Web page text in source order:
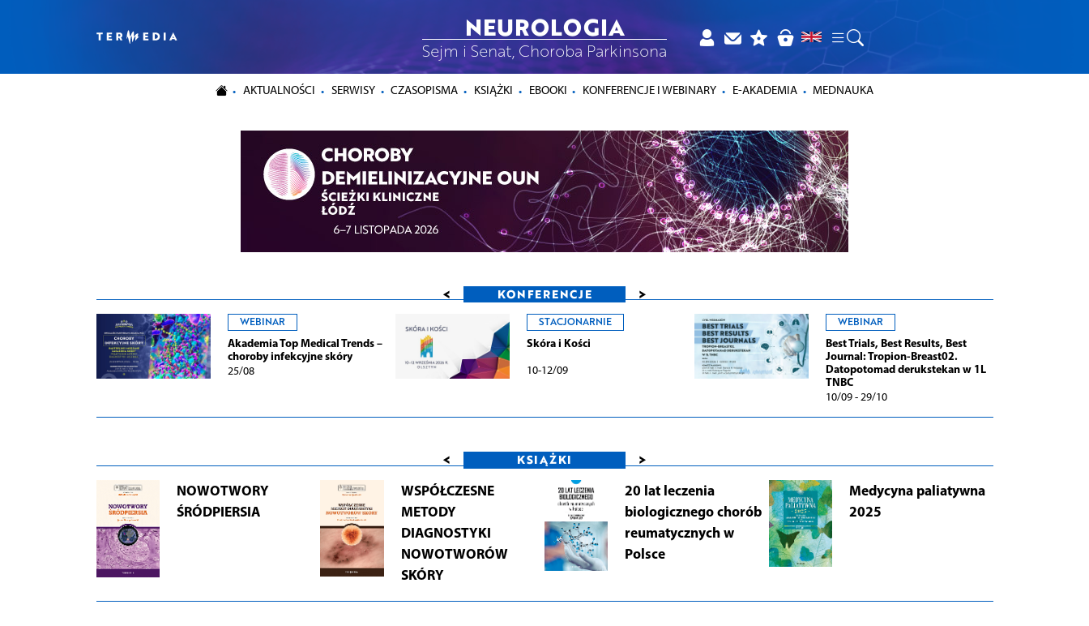
NEUROLOGIA
Sejm i Senat, Choroba Parkinsona
AKTUALNOŚCI SERWISY CZASOPISMA KSIĄŻKI EBOOKI KONFERENCJE I WEBINARY E-AKADEMIA MEDNAUKA
< KONFERENCJE >
WEBINAR
Akademia Top Medical Trends –
choroby infekcyjne skóry
25/08
STACJONARNIE
Skóra i Kości
10-12/09
WEBINAR
Best Trials, Best Results, Best
Journal: Tropion-Breast02.
Datopotomad derukstekan w 1L
TNBC
10/09 - 29/10
< KSIĄŻKI >
NOWOTWORY
ŚRÓDPIERSIA
WSPÓŁCZESNE
METODY
DIAGNOSTYKI
NOWOTWORÓW
SKÓRY
20 lat leczenia
biologicznego chorób
reumatycznych w
Polsce
Medycyna paliatywna
2025